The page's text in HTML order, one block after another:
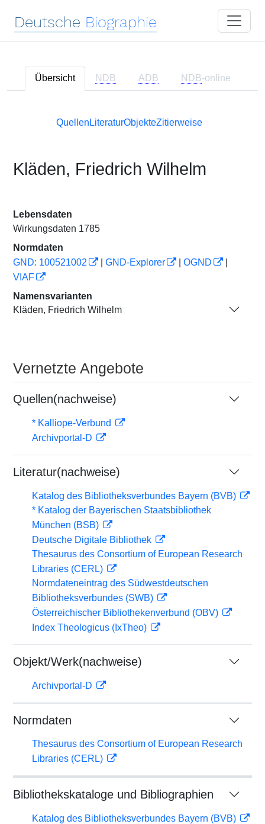
Deutsche Biographie
Übersicht NDB ADB NDB-online
Quellen LiteraturObjekteZitierweise
Kläden, Friedrich Wilhelm
Lebensdaten
Wirkungsdaten 1785
Normdaten
GND: 100521002
GND-Explorer OGND
VIAF
Namensvarianten
Kläden, Friedrich Wilhelm
Vernetzte Angebote
Quellen(nachweise)
* Kalliope-Verbund
Archivportal-D
Literatur(nachweise)
Katalog des Bibliotheksverbundes Bayern (BVB)
* Katalog der Bayerischen Staatsbibliothek
München (BSB)
Deutsche Digitale Bibliothek
Thesaurus des Consortium of European Research
Libraries (CERL)
Normdateneintrag des Südwestdeutschen
Bibliotheksverbundes (SWB)
Österreichischer Bibliothekenverbund (OBV)
Index Theologicus (IxTheo)
Objekt/Werk(nachweise)
Archivportal-D
Normdaten
Thesaurus des Consortium of European Research
Libraries (CERL)
Bibliothekskataloge und Bibliographien
Katalog des Bibliotheksverbundes Bayern (BVB)